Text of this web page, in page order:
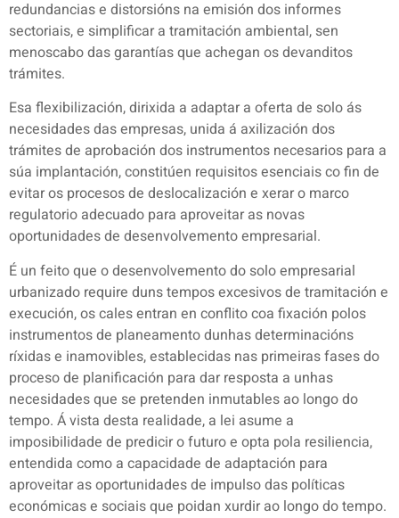
redundancias e distorsións na emisión dos informes
sectoriais, e simplificar a tramitación ambiental, sen
menoscabo das garantías que achegan os devanditos
trámites.
Esa flexibilización, dirixida a adaptar a oferta de solo ás
necesidades das empresas, unida á axilización dos
trámites de aprobación dos instrumentos necesarios para a
súa implantación, constitúen requisitos esenciais co fin de
evitar os procesos de deslocalización e xerar o marco
regulatorio adecuado para aproveitar as novas
oportunidades de desenvolvemento empresarial.
É un feito que o desenvolvemento do solo empresarial
urbanizado require duns tempos excesivos de tramitación e
execución, os cales entran en conflito coa fixación polos
instrumentos de planeamento dunhas determinacións
ríxidas e inamovibles, establecidas nas primeiras fases do
proceso de planificación para dar resposta a unhas
necesidades que se pretenden inmutables ao longo do
tempo. Á vista desta realidade, a lei asume a
imposibilidade de predicir o futuro e opta pola resiliencia,
entendida como a capacidade de adaptación para
aproveitar as oportunidades de impulso das políticas
económicas e sociais que poidan xurdir ao longo do tempo.